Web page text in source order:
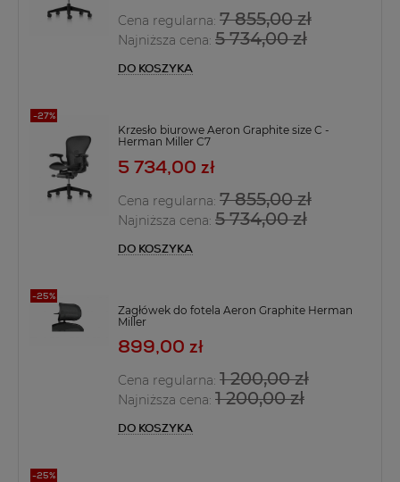
Cena regularna: 7 855,00 zł
Najniższa cena: 5 734,00 zł
DO KOSZYKA
Krzesło biurowe Aeron Graphite size C -
Herman Miller C7
5 734,00 zł
Cena regularna: 7 855,00 zł
Najniższa cena: 5 734,00 zł
DO KOSZYKA
Zagłówek do fotela Aeron Graphite Herman
Miller
899,00 zł
Cena regularna: 1 200,00 zł
Najniższa cena: 1 200,00 zł
DO KOSZYKA